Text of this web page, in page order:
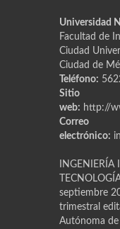
Universidad
Facultad de
Ciudad
Ciudad de
Teléfono:
Sitio
web: http://
Correo
electrónico:
INGENIERÍA
septiembre
trimestral
Autónoma de